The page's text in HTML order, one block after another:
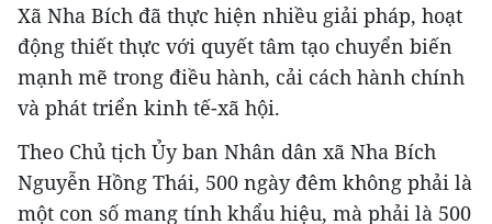
Xã Nha Bích đã thực hiện nhiều giải pháp, hoạt
động thiết thực với quyết tâm tạo chuyển biến
mạnh mẽ trong điều hành, cải cách hành chính
và phát triển kinh tế-xã hội.
Theo Chủ tịch Ủy ban Nhân dân xã Nha Bích
Nguyễn Hồng Thái, 500 ngày đêm không phải là
một con số mang tính khẩu hiệu, mà phải là 500